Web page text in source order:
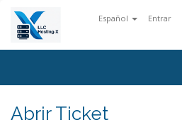
Español Entrar
Abrir Ticket